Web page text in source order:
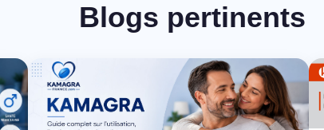
Blogs pertinents